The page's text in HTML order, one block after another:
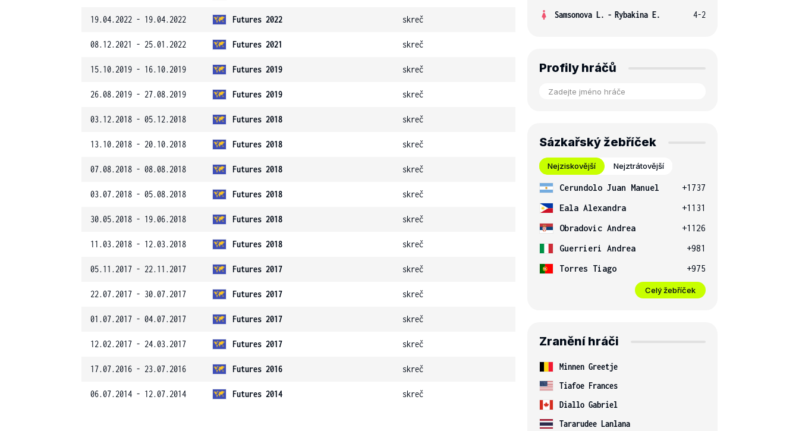
19.04.2022 - 19.04.2022 Futures 2022 skreč
08.12.2021 - 25.01.2022 Futures 2021 skreč
15.10.2019 - 16.10.2019 Futures 2019 skreč
26.08.2019 - 27.08.2019 Futures 2019 skreč
03.12.2018 - 05.12.2018 Futures 2018 skreč
13.10.2018 - 20.10.2018 Futures 2018 skreč
07.08.2018 - 08.08.2018 Futures 2018 skreč
03.07.2018 - 05.08.2018 Futures 2018 skreč
30.05.2018 - 19.06.2018 Futures 2018 skreč
11.03.2018 - 12.03.2018 Futures 2018 skreč
05.11.2017 - 22.11.2017 Futures 2017 skreč
22.07.2017 - 30.07.2017 Futures 2017 skreč
01.07.2017 - 04.07.2017 Futures 2017 skreč
12.02.2017 - 24.03.2017 Futures 2017 skreč
17.07.2016 - 23.07.2016 Futures 2016 skreč
06.07.2014 - 12.07.2014 Futures 2014 skreč
Samsonova L. - Rybakina E. 4-2
Profily hráčů
Sázkařský žebříček
Nejziskovější Nejztrátovější
Cerundolo Juan Manuel
+1737
Eala Alexandra
+1131
Obradovic Andrea
+1126
Guerrieri Andrea
+981
Torres Tiago
+975
Celý žebříček
Zranění hráči
Minnen Greetje
Tiafoe Frances
Diallo Gabriel
Tararudee Lanlana